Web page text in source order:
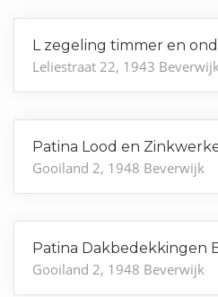
L zegeling timmer en
Leliestraat 22, 1943 Beverwijk
Patina Lood en
Gooiland 2, 1948 Beverwijk
Patina Dakbedekkingen
Gooiland 2, 1948 Beverwijk